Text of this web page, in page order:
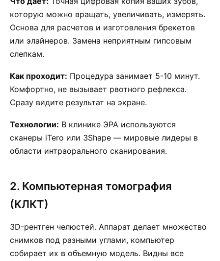
которую можно вращать, увеличивать, измерять.
Основа для расчетов и изготовления брекетов
или элайнеров. Замена неприятным гипсовым
слепкам.
Как проходит: Процедура занимает 5-10 минут.
Комфортно, не вызывает рвотного рефлекса.
Сразу видите результат на экране.
Технологии: В клинике ЭРА используются
сканеры iTero или 3Shape — мировые лидеры в
области интраорального сканирования.
2. Компьютерная томография
(КЛКТ)
3D-рентген челюстей. Аппарат делает множество
снимков под разными углами, компьютер
собирает их в объемную модель. Видны все